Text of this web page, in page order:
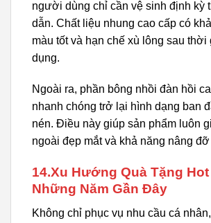
người dùng chỉ cần vệ sinh định kỳ
dẫn. Chất liệu nhung cao cấp có
màu tốt và hạn chế xù lông sau
dụng.
Ngoài ra, phần bông nhồi đàn hồi
nhanh chóng trở lại hình dạng ban
nén. Điều này giúp sản phẩm luôn
ngoài đẹp mắt và khả năng nâng
14.Xu Hướng Quà Tặng
Những Năm Gần Đây
Không chỉ phục vụ nhu cầu cá